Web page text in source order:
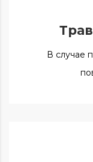
В случае